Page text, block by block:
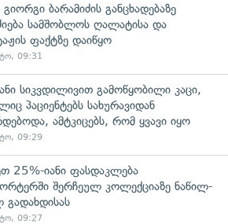
ბარამიძის განცხადებაზე
სამშობლოს ღალატისა და
ფაქტზე დაიწყო
09:31
სიკვდილივით გამოწყობილი კაცი,
პაციენტებს სახურავიდან
ამტკიცებს, რომ ყვავი იყო
09:29
25%-იანი ფასდაკლება
შერჩეულ კოლექციაზე ნაწილ-
გადახდისას
09:27